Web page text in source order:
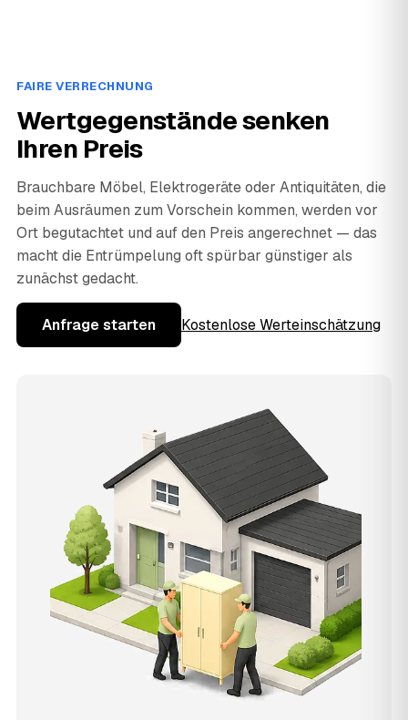
FAIRE VERRECHNUNG
Wertgegenstände senken
Ihren Preis
Brauchbare Möbel, Elektrogeräte oder Antiquitäten, die
beim Ausräumen zum Vorschein kommen, werden vor
Ort begutachtet und auf den Preis angerechnet — das
macht die Entrümpelung oft spürbar günstiger als
zunächst gedacht.
Anfrage starten Kostenlose Werteinschätzung